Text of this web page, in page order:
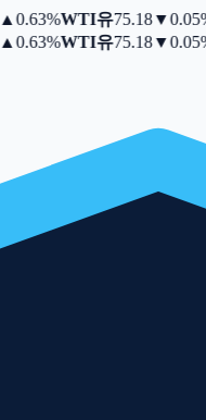
0.63%WTI유75.18▼0.05%
0.63%WTI유75.18▼0.05%